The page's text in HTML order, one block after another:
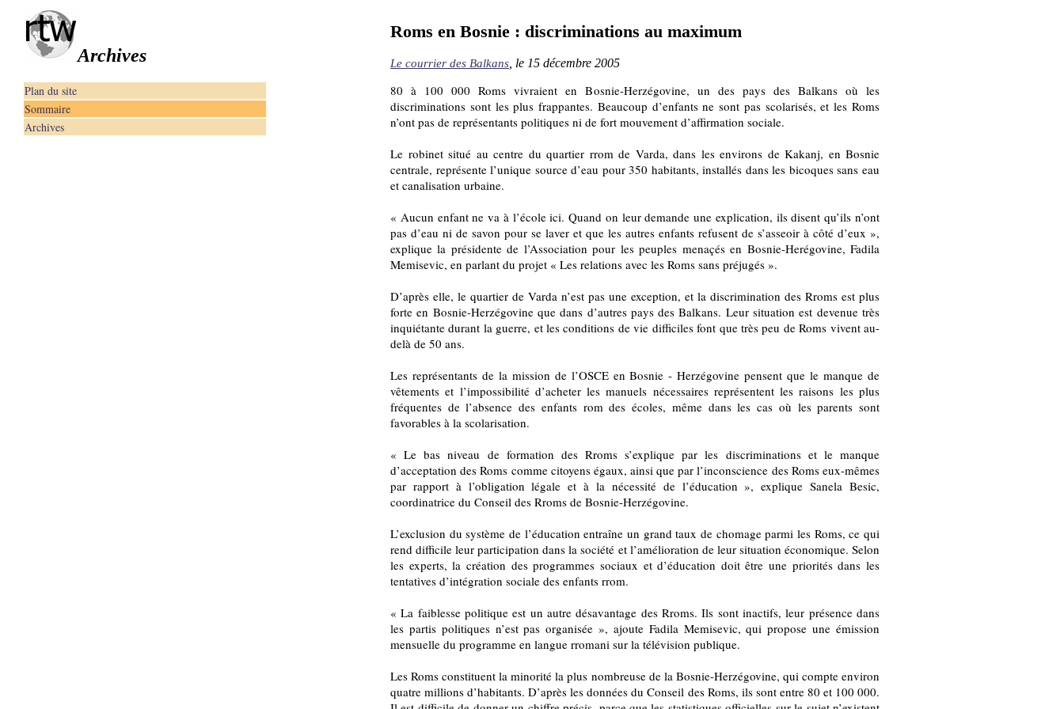
Archives
Plan du site
Sommaire
Archives
Roms en Bosnie : discriminations au maximum
Le courrier des Balkans , le 15 décembre 2005
80 à 100 000 Roms vivraient en Bosnie-Herzégovine, un des pays des Balkans où les
discriminations sont les plus frappantes. Beaucoup d’enfants ne sont pas scolarisés, et les Roms
n’ont pas de représentants politiques ni de fort mouvement d’affirmation sociale.
Le robinet situé au centre du quartier rrom de Varda, dans les environs de Kakanj, en Bosnie
centrale, représente l’unique source d’eau pour 350 habitants, installés dans les bicoques sans eau
et canalisation urbaine.
« Aucun enfant ne va à l’école ici. Quand on leur demande une explication, ils disent qu’ils n’ont
pas d’eau ni de savon pour se laver et que les autres enfants refusent de s’asseoir à côté d’eux »,
explique la présidente de l’Association pour les peuples menaçés en Bosnie-Herégovine, Fadila
Memisevic, en parlant du projet « Les relations avec les Roms sans préjugés ».
D’après elle, le quartier de Varda n’est pas une exception, et la discrimination des Rroms est plus
forte en Bosnie-Herzégovine que dans d’autres pays des Balkans. Leur situation est devenue très
inquiétante durant la guerre, et les conditions de vie difficiles font que très peu de Roms vivent au-
delà de 50 ans.
Les représentants de la mission de l’OSCE en Bosnie - Herzégovine pensent que le manque de
vêtements et l’impossibilité d’acheter les manuels nécessaires représentent les raisons les plus
fréquentes de l’absence des enfants rom des écoles, même dans les cas où les parents sont
favorables à la scolarisation.
« Le bas niveau de formation des Rroms s’explique par les discriminations et le manque
d’acceptation des Roms comme citoyens égaux, ainsi que par l’inconscience des Roms eux-mêmes
par rapport à l’obligation légale et à la nécessité de l’éducation », explique Sanela Besic,
coordinatrice du Conseil des Rroms de Bosnie-Herzégovine.
L’exclusion du système de l’éducation entraîne un grand taux de chomage parmi les Roms, ce qui
rend difficile leur participation dans la société et l’amélioration de leur situation économique. Selon
les experts, la création des programmes sociaux et d’éducation doit être une priorités dans les
tentatives d’intégration sociale des enfants rrom.
« La faiblesse politique est un autre désavantage des Rroms. Ils sont inactifs, leur présence dans
les partis politiques n’est pas organisée », ajoute Fadila Memisevic, qui propose une émission
mensuelle du programme en langue rromani sur la télévision publique.
Les Roms constituent la minorité la plus nombreuse de la Bosnie-Herzégovine, qui compte environ
quatre millions d’habitants. D’après les données du Conseil des Roms, ils sont entre 80 et 100 000.